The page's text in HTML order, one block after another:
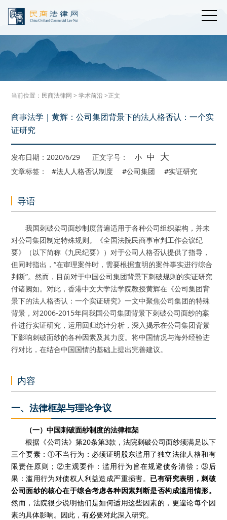
当前位置： 民商法律网 >学术前沿>正文
商事法学｜黄辉：公司集团背景下的法人格否认：一个实
证研究
发布日期：2020/6/29 正文字号： 小 中 大
文章标签： #法人人格否认制度 #公司集团 #实证研究
导语
我国刺破公司面纱制度普遍适用于各种公司组织架构，并未
对公司集团制定特殊规则。《全国法院民商事审判工作会议纪
要》（以下简称《九民纪要》）对于公司人格否认提供了指导，
但同时指出，“在审理案件时，需要根据查明的案件事实进行综合
判断”。然而，目前对于中国公司集团背景下刺破规则的实证研究
付诸阙如。对此，香港中文大学法学院教授黄辉在《公司集团背
景下的法人格否认：一个实证研究》一文中聚焦公司集团的特殊
背景，对2006-2015年间我国公司集团背景下刺破公司面纱的案
件进行实证研究，运用回归统计分析，深入揭示在公司集团背景
下影响刺破面纱的各种因素及其力度。将中国情况与海外经验进
行对比，在结合中国国情的基础上提出完善建议。
内容
一、法律框架与理论争议
（一）中国刺破面纱制度的法律框架
根据《公司法》第20条第3款，法院刺破公司面纱须满足以下
三个要素：①不当行为：必须证明股东滥用了独立法律人格和有
限责任原则；②主观要件：滥用行为旨在规避债务清偿；③后
果：滥用行为对债权人利益造成严重损害。 已有研究表明，刺破
公司面纱的核心在于综合考虑各种因素判断是否构成滥用情形。
然而，法院很少说明他们是如何适用这些因素的，更遑论每个因
素的具体影响。因此，有必要对此深入研究。